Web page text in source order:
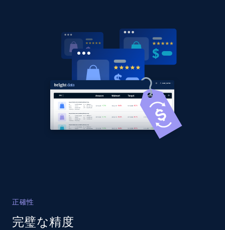
Amazon products global dataset
Title, Seller name, Brand, Description, Initial
price, Currency, Availability, Reviews count, and
今すぐ始める
products by specific category URL
price, Currency, Availability, Reviews count, and
正確性
完璧な精度